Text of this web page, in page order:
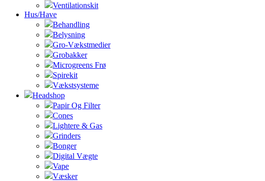
Ventilationskit
Hus/Have
Behandling
Belysning
Gro-Vækstmedier
Grobakker
Microgreens Frø
Spirekit
Vækstsysteme
Headshop
Papir Og Filter
Cones
Lightere & Gas
Grinders
Bonger
Digital Vægte
Vape
Væsker